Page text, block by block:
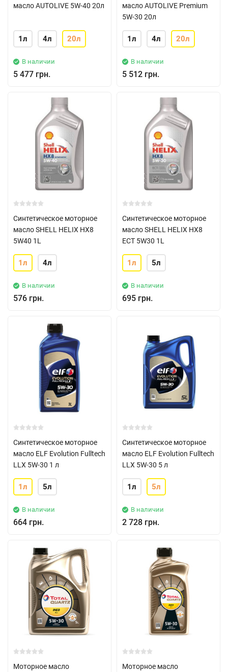
масло AUTOLIVE 5W-40 20л
1л 4л 20л
В наличии
5 477 грн.
масло AUTOLIVE Premium
5W-30 20л
1л 4л 20л
В наличии
5 512 грн.
Синтетическое моторное
масло SHELL HELIX HX8
5W40 1L
1л 4л
В наличии
576 грн.
Синтетическое моторное
масло SHELL HELIX HX8
ECT 5W30 1L
1л 5л
В наличии
695 грн.
Синтетическое моторное
масло ELF Evolution Fulltech
LLX 5W-30 1 л
1л 5л
В наличии
664 грн.
Синтетическое моторное
масло ELF Evolution Fulltech
LLX 5W-30 5 л
1л 5л
В наличии
2 728 грн.
Моторное масло
Моторное масло